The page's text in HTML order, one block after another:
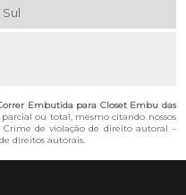
Embutida para Closet Embu das
ou total, mesmo citando nossos
de violação de direito autoral –
direitos autorais.